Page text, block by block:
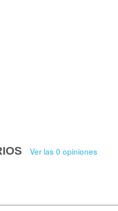
Ver las 0 opiniones